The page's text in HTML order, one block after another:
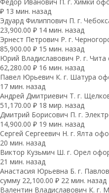
₽ 13 мин. назад
Эдуард Филиппович П. г.
23,900.00 ₽ 14 мин. назад
Эрнест Петрович Р. г.
85,900.00 ₽ 15 мин. назад
Юрий Владиславович Р. г.
62,280.00 ₽ 16 мин. назад
Павел Юрьевич К. г. Шатура
17 мин. назад
Андрей Дмитриевич Т. г.
51,170.00 ₽ 18 мир. назад
Дмитрий Борисович П. г.
14,900.00 ₽ 19 мин. назад
Сергей Сергеевич Н. г. Ялта
20 мин. назад
Виктор Кузьмич Ш. г. Орел
21 мин. назад
Анастасия Юрьевна Б. г.
сумму 22,100.00 ₽ 22 мин. назад
Валентин Владиславович К. г.